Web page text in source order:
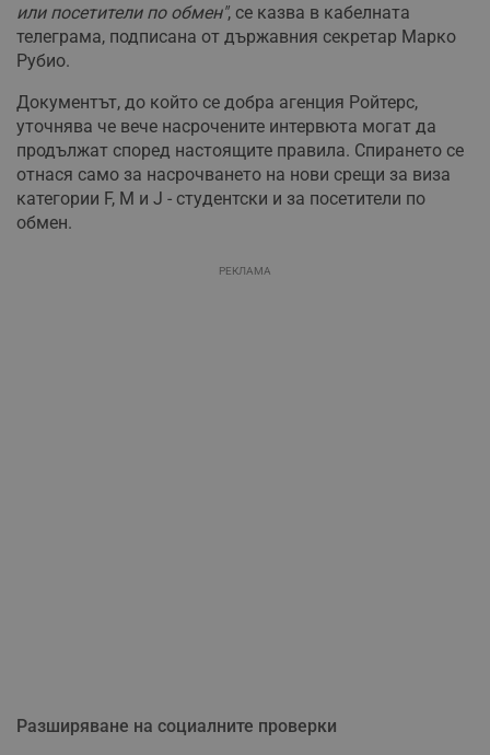
или посетители по обмен", се казва в кабелната
телеграма, подписана от държавния секретар Марко
Рубио.
Документът, до който се добра агенция Ройтерс,
уточнява че вече насрочените интервюта могат да
продължат според настоящите правила. Спирането се
отнася само за насрочването на нови срещи за виза
категории F, M и J - студентски и за посетители по
обмен.
РЕКЛАМА
Разширяване на социалните проверки